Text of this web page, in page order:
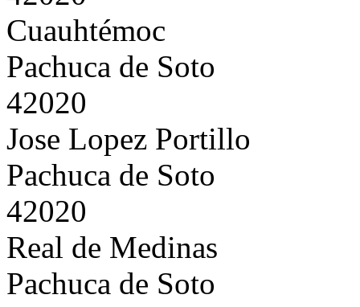
Cuauhtémoc
Pachuca de Soto
42020
Jose Lopez Portillo
Pachuca de Soto
42020
Real de Medinas
Pachuca de Soto